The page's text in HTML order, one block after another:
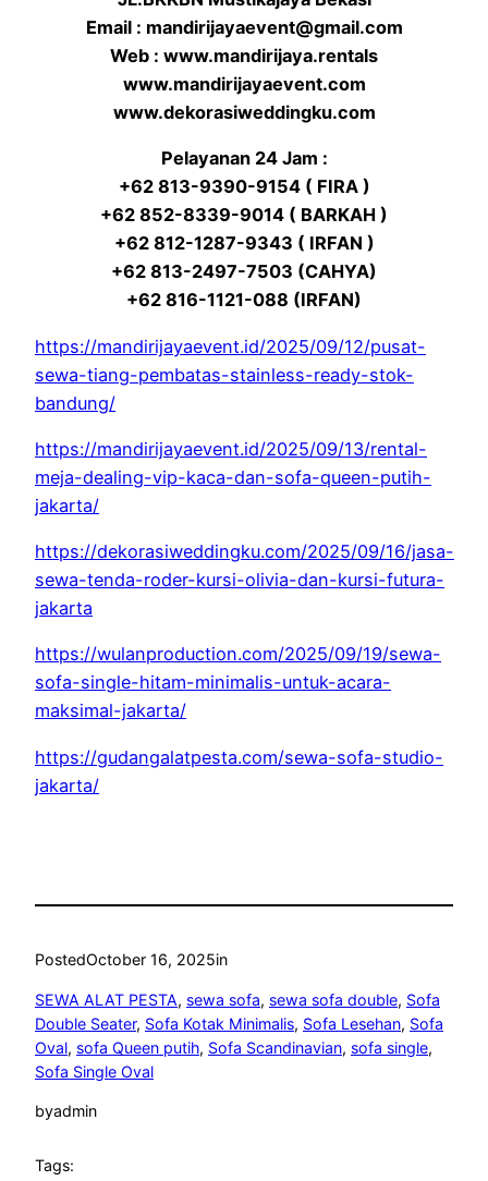
Email : mandirijayaevent@gmail.com
Web : www.mandirijaya.rentals
www.mandirijayaevent.com
www.dekorasiweddingku.com
Pelayanan 24 Jam :
+62 813-9390-9154 ( FIRA )
+62 852-8339-9014 ( BARKAH )
+62 812-1287-9343 ( IRFAN )
+62 813-2497-7503 (CAHYA)
+62 816-1121-088 (IRFAN)
https://mandirijayaevent.id/2025/09/12/pusat-
sewa-tiang-pembatas-stainless-ready-stok-
bandung/
https://mandirijayaevent.id/2025/09/13/rental-
meja-dealing-vip-kaca-dan-sofa-queen-putih-
jakarta/
https://dekorasiweddingku.com/2025/09/16/jasa-
sewa-tenda-roder-kursi-olivia-dan-kursi-futura-
jakarta
https://wulanproduction.com/2025/09/19/sewa-
sofa-single-hitam-minimalis-untuk-acara-
maksimal-jakarta/
https://gudangalatpesta.com/sewa-sofa-studio-
jakarta/
PostedOctober 16, 2025in
SEWA ALAT PESTA, sewa sofa, sewa sofa double, Sofa
Double Seater, Sofa Kotak Minimalis, Sofa Lesehan, Sofa
Oval, sofa Queen putih, Sofa Scandinavian, sofa single
Sofa Single Oval
byadmin
Tags: